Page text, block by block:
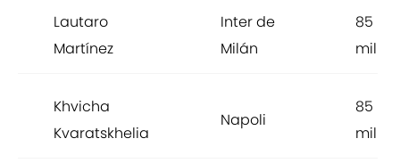
Lautaro
Martínez
Inter de
Milán
85
Khvicha
Kvaratskhelia
Napoli
85